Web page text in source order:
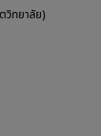
ทยาลัย)